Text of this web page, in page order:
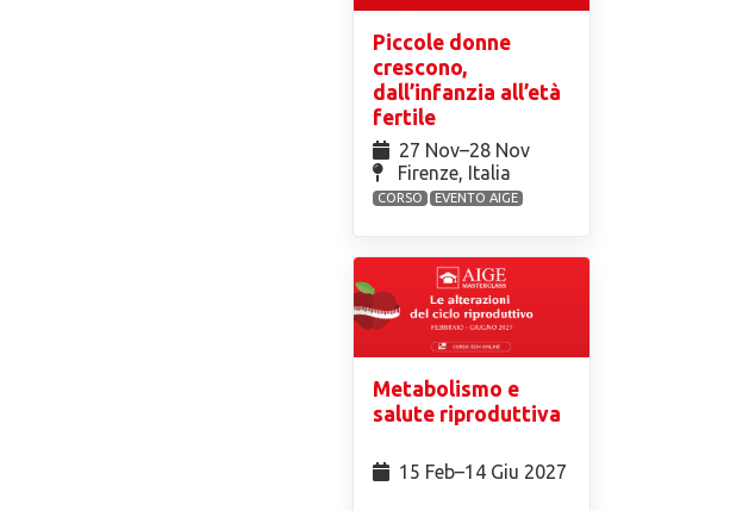
Piccole donne
crescono,
dall’infanzia all’età
fertile
27 Nov⁠–28 Nov
Firenze, Italia
CORSO EVENTO AIGE
Metabolismo e
salute riproduttiva
15 Feb⁠–14 Giu 2027